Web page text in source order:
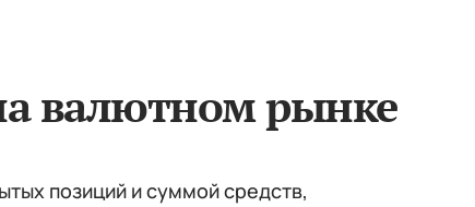
валютном рынке
позиций и суммой средств,